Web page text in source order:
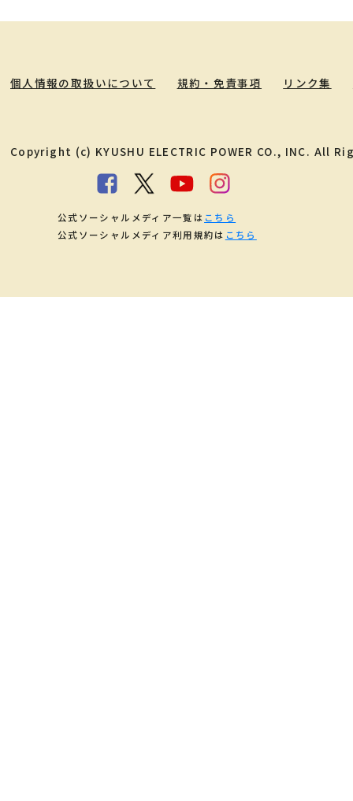
個人情報の取扱いについて 規約・免責事項 リンク集
Copyright (c) KYUSHU ELECTRIC POWER CO., INC. All
公式ソーシャルメディア一覧は こちら
公式ソーシャルメディア利用規約は こちら